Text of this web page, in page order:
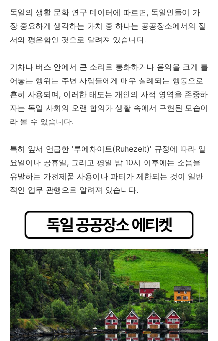
독일의 생활 문화 연구 데이터에 따르면, 독일인들이 가
장 중요하게 생각하는 가치 중 하나는 공공장소에서의 질
서와 평온함인 것으로 알려져 있습니다.
기차나 버스 안에서 큰 소리로 통화하거나 음악을 크게 틀
어놓는 행위는 주변 사람들에게 매우 실례되는 행동으로
흔히 사용되며, 이러한 태도는 개인의 사적 영역을 존중하
자는 독일 사회의 오랜 합의가 생활 속에서 구현된 모습이
라 볼 수 있습니다.
특히 앞서 언급한 '루에차이트(Ruhezeit)' 규정에 따라 일
요일이나 공휴일, 그리고 평일 밤 10시 이후에는 소음을
유발하는 가전제품 사용이나 파티가 제한되는 것이 일반
적인 업무 관행으로 알려져 있습니다.